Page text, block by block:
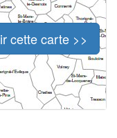
cette carte >>